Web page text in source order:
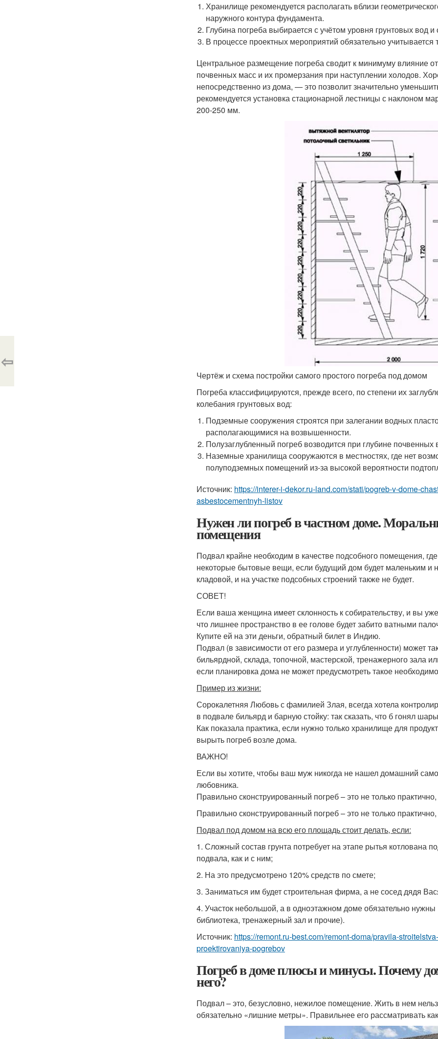
Хранилище рекомендуется располагать вблизи
наружного контура фундамента.
Глубина погреба выбирается с учётом уровня грунтовых вод
В процессе проектных мероприятий обязательно учитывается
Центральное размещение погреба сводит к минимуму влияние
почвенных масс и их промерзания при наступлении холодов.
непосредственно из дома, — это позволит значительно
рекомендуется установка стационарной лестницы с наклоном
200-250 мм.
Чертёж и схема постройки самого простого погреба под домом
Погреба классифицируются, прежде всего, по степени их
колебания грунтовых вод:
Подземные сооружения строятся при залегании водных
располагающимися на возвышенности.
Полузаглубленный погреб возводится при глубине
Наземные хранилища сооружаются в местностях, где нет
полуподземных помещений из-за высокой вероятности
Источник: https://interer-i-dekor.ru-land.com/stati/pogreb-v-dome-
asbestocementnyh-listov
Нужен ли погреб в частном доме.
помещения
Подвал крайне необходим в качестве подсобного помещения,
некоторые бытовые вещи, если будущий дом будет маленьким и
кладовой, и на участке подсобных строений также не будет.
СОВЕТ!
Если ваша женщина имеет склонность к собирательству, и вы
что лишнее пространство в ее голове будет забито ватными
Купите ей на эти деньги, обратный билет в Индию.
Подвал (в зависимости от его размера и углубленности) может
бильярдной, склада, топочной, мастерской, тренажерного зала
если планировка дома не может предусмотреть такое
Пример из жизни:
Сорокалетняя Любовь с фамилией Злая, всегда хотела
в подвале бильярд и барную стойку: так сказать, что б гонял
Как показала практика, если нужно только хранилище для
вырыть погреб возле дома.
ВАЖНО!
Если вы хотите, чтобы ваш муж никогда не нашел домашний
любовника.
Правильно сконструированный погреб – это не только
Правильно сконструированный погреб – это не только
Подвал под домом на всю его площадь стоит делать, если:
1. Сложный состав грунта потребует на этапе рытья котлована
подвала, как и с ним;
2. На это предусмотрено 120% средств по смете;
3. Заниматься им будет строительная фирма, а не сосед дядя
4. Участок небольшой, а в одноэтажном доме обязательно
библиотека, тренажерный зал и прочие).
Источник: https://remont.ru-best.com/remont-doma/pravila-
proektirovaniya-pogrebov
Погреб в доме плюсы и минусы. Почему
него?
Подвал – это, безусловно, нежилое помещение. Жить в нем
обязательно «лишние метры». Правильнее его рассматривать
⇦